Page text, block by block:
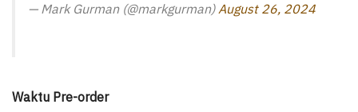
— Mark Gurman (@markgurman)August 26, 2024
Waktu Pre-order